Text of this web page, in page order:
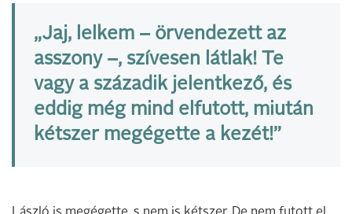
„Jaj, lelkem – örvendezett az
asszony –, szívesen látlak! Te
vagy a századik jelentkező, és
eddig még mind elfutott, miután
kétszer megégette a kezét!”